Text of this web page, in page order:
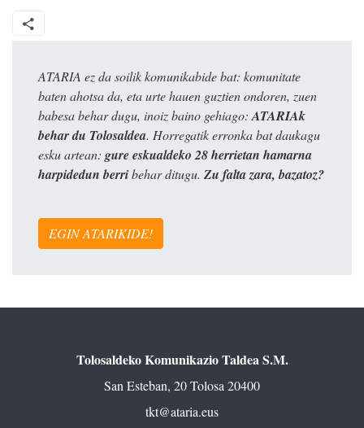
ATARIA ez da soilik komunikabide bat: komunitate
baten ahotsa da, eta urte hauen guztien ondoren, zuen
babesa behar dugu, inoiz baino gehiago: ATARIAk
behar du Tolosaldea. Horregatik erronka bat daukagu
esku artean: gure eskualdeko 28 herrietan hamarna
harpidedun berribehar ditugu. Zu falta zara, bazatoz?
EGIN ATARIKIDE!
Tolosaldeko Komunikazio Taldea S.M.
San Esteban, 20 Tolosa 20400
tkt@ataria.eus